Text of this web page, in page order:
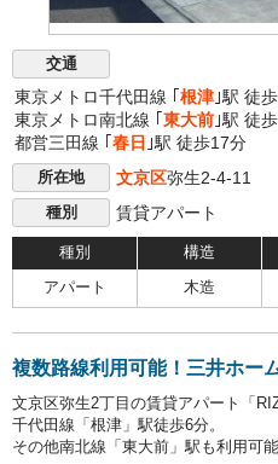
交通
東京メトロ千代田線 ｢ 根津 ｣駅 徒
東京メトロ南北線 ｢ 東大前 ｣駅 徒
都営三田線 ｢ 春日 ｣駅 徒歩17分
所在地 文京区弥生2-4-11
種別 賃貸アパート
種別 構造
アパート 木造
複数路線利用可能！三井ホー
文京区弥生2丁目の賃貸アパート「
千代田線「根津」駅徒歩6分。
その他南北線「東大前」駅も利用可能